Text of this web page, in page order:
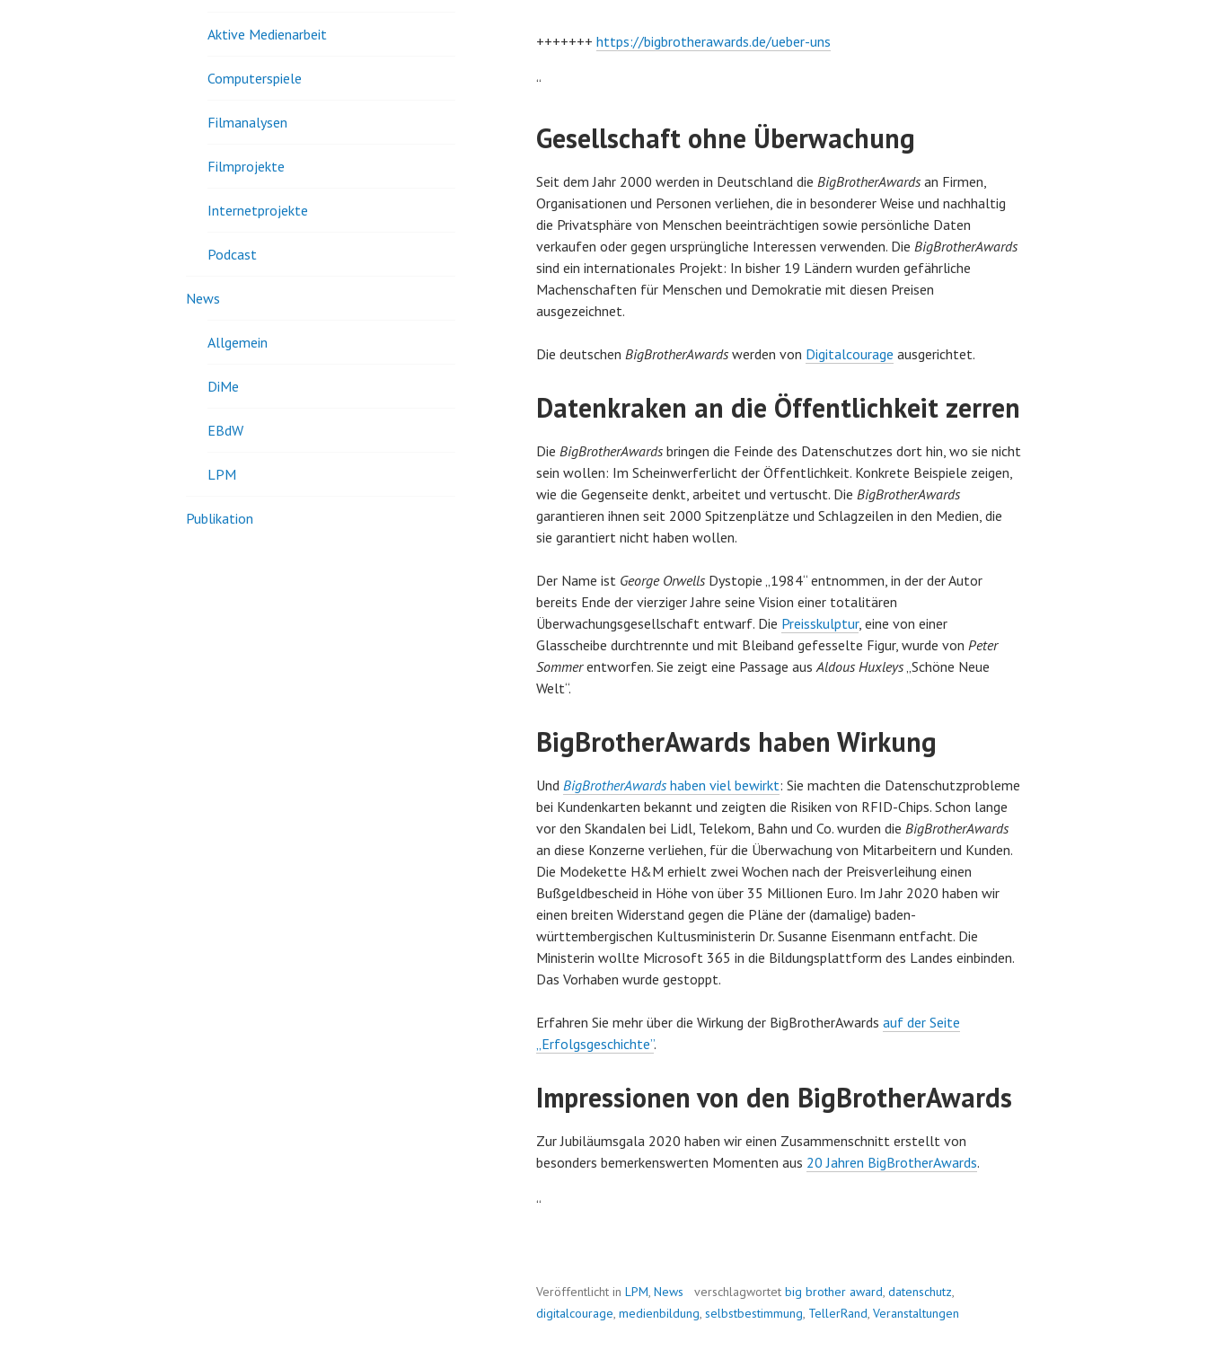
+++++++ https://bigbrotherawards.de/ueber-uns
“
Gesellschaft ohne Überwachung
Seit dem Jahr 2000 werden in Deutschland die BigBrotherAwards an Firmen,
Organisationen und Personen verliehen, die in besonderer Weise und nachhaltig
die Privatsphäre von Menschen beeinträchtigen sowie persönliche Daten
verkaufen oder gegen ursprüngliche Interessen verwenden. Die BigBrotherAwards
sind ein internationales Projekt: In bisher 19 Ländern wurden gefährliche
Machenschaften für Menschen und Demokratie mit diesen Preisen
ausgezeichnet.
Die deutschen BigBrotherAwards werden von Digitalcourage ausgerichtet.
Datenkraken an die Öffentlichkeit zerren
Die BigBrotherAwards bringen die Feinde des Datenschutzes dort hin, wo sie nicht
sein wollen: Im Scheinwerferlicht der Öffentlichkeit. Konkrete Beispiele zeigen,
wie die Gegenseite denkt, arbeitet und vertuscht. Die BigBrotherAwards
garantieren ihnen seit 2000 Spitzenplätze und Schlagzeilen in den Medien, die
sie garantiert nicht haben wollen.
Der Name ist George Orwells Dystopie „1984“ entnommen, in der der Autor
bereits Ende der vierziger Jahre seine Vision einer totalitären
Überwachungsgesellschaft entwarf. Die Preisskulptur, eine von einer
Glasscheibe durchtrennte und mit Bleiband gefesselte Figur, wurde von Peter
Sommerentworfen. Sie zeigt eine Passage ausAldous Huxleys„Schöne Neue
Welt“.
BigBrotherAwards haben Wirkung
Und BigBrotherAwards haben viel bewirkt: Sie machten die Datenschutzprobleme
bei Kundenkarten bekannt und zeigten die Risiken von RFID-Chips. Schon lange
vor den Skandalen bei Lidl, Telekom, Bahn und Co. wurden die BigBrotherAwards
an diese Konzerne verliehen, für die Überwachung von Mitarbeitern und Kunden.
Die Modekette H&M erhielt zwei Wochen nach der Preisverleihung einen
Bußgeldbescheid in Höhe von über 35 Millionen Euro. Im Jahr 2020 haben wir
einen breiten Widerstand gegen die Pläne der (damalige) baden-
württembergischen Kultusministerin Dr. Susanne Eisenmann entfacht. Die
Ministerin wollte Microsoft 365 in die Bildungsplattform des Landes einbinden.
Das Vorhaben wurde gestoppt.
Erfahren Sie mehr über die Wirkung der BigBrotherAwards auf der Seite
„Erfolgsgeschichte”.
Impressionen von den BigBrotherAwards
Zur Jubiläumsgala 2020 haben wir einen Zusammenschnitt erstellt von
besonders bemerkenswerten Momenten aus 20 Jahren BigBrotherAwards.
“
Veröffentlicht in LPM, News verschlagwortet big brother award, datenschutz,
digitalcourage, medienbildung, selbstbestimmung, TellerRand, Veranstaltungen
Aktive Medienarbeit
Computerspiele
Filmanalysen
Filmprojekte
Internetprojekte
Podcast
News
Allgemein
DiMe
EBdW
LPM
Publikation